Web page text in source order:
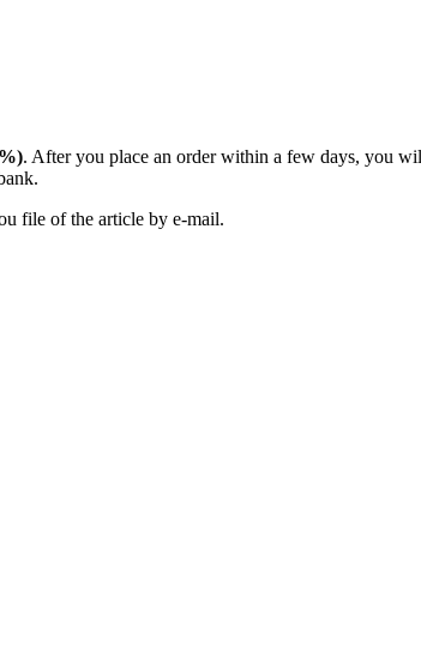
. After you place an order within a few days, you
file of the article by e-mail.